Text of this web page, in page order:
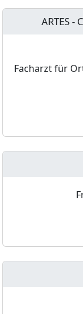
ARTES -
Facharzt für